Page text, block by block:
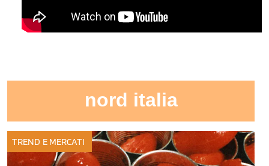
nord italia
TREND E MERCATI